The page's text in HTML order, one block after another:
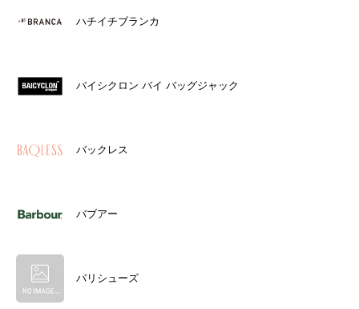
ハチイチブランカ
バイシクロン バイ バッグジャック
バックレス
バブアー
バリシューズ